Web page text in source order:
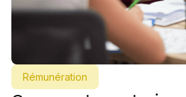
Rémunération